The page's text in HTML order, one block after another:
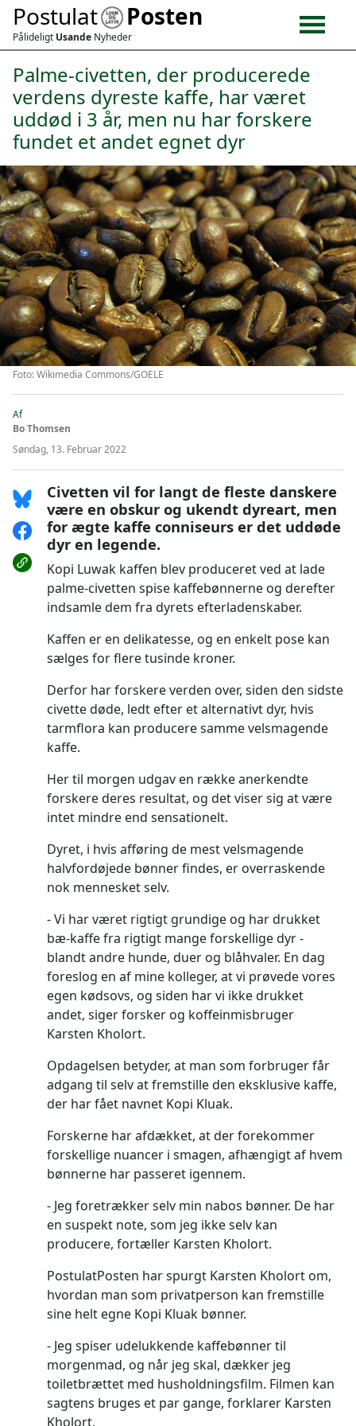
Postulat Posten
Pålideligt Usande Nyheder
Palme-civetten, der producerede
verdens dyreste kaffe, har været
uddød i 3 år, men nu har forskere
fundet et andet egnet dyr
Foto: Wikimedia Commons/GOELE
Af
Bo Thomsen
Søndag, 13. Februar 2022
Civetten vil for langt de fleste danskere
være en obskur og ukendt dyreart, men
for ægte kaffe conniseurs er det uddøde
dyr en legende.
Kopi Luwak kaffen blev produceret ved at lade
palme-civetten spise kaffebønnerne og derefter
indsamle dem fra dyrets efterladenskaber.
Kaffen er en delikatesse, og en enkelt pose kan
sælges for flere tusinde kroner.
Derfor har forskere verden over, siden den sidste
civette døde, ledt efter et alternativt dyr, hvis
tarmflora kan producere samme velsmagende
kaffe.
Her til morgen udgav en række anerkendte
forskere deres resultat, og det viser sig at være
intet mindre end sensationelt.
Dyret, i hvis afføring de mest velsmagende
halvfordøjede bønner findes, er overraskende
nok mennesket selv.
Vi har været rigtigt grundige og har drukket
bæ-kaffe fra rigtigt mange forskellige dyr -
blandt andre hunde, duer og blåhvaler. En dag
foreslog en af mine kolleger, at vi prøvede vores
egen kødsovs, og siden har vi ikke drukket
andet, siger forsker og koffeinmisbruger
Karsten Kholort.
Opdagelsen betyder, at man som forbruger får
adgang til selv at fremstille den eksklusive kaffe,
der har fået navnet Kopi Kluak.
Forskerne har afdækket, at der forekommer
forskellige nuancer i smagen, afhængigt af hvem
bønnerne har passeret igennem.
Jeg foretrækker selv min nabos bønner. De har
en suspekt note, som jeg ikke selv kan
producere, fortæller Karsten Kholort.
PostulatPosten har spurgt Karsten Kholort om,
hvordan man som privatperson kan fremstille
sine helt egne Kopi Kluak bønner.
Jeg spiser udelukkende kaffebønner til
morgenmad, og når jeg skal, dækker jeg
toiletbrættet med husholdningsfilm. Filmen kan
sagtens bruges et par gange, forklarer Karsten
Kholort.